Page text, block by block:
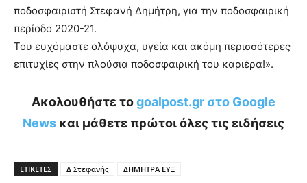
ποδοσφαιριστή Στεφανή Δημήτρη, για την ποδοσφαιρική
περίοδο 2020-21.
Του ευχόμαστε ολόψυχα, υγεία και ακόμη περισσότερες
επιτυχίες στην πλούσια ποδοσφαιρική του καριέρα!».
Ακολουθήστε τοgoalpost.gr στο Google
News και μάθετε πρώτοι όλες τις ειδήσεις
ΕΤΙΚΕΤΕΣ Δ Στεφανής ΔΗΜΗΤΡΑ ΕΥΞ